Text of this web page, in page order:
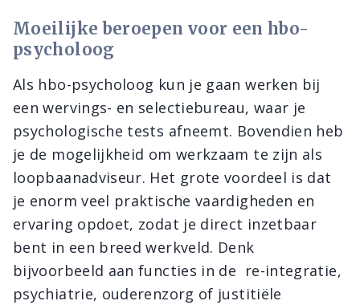
Moeilijke beroepen voor een hbo-
psycholoog
Als hbo-psycholoog kun je gaan werken bij
een wervings- en selectiebureau, waar je
psychologische tests afneemt. Bovendien heb
je de mogelijkheid om werkzaam te zijn als
loopbaanadviseur. Het grote voordeel is dat
je enorm veel praktische vaardigheden en
ervaring opdoet, zodat je direct inzetbaar
bent in een breed werkveld. Denk
bijvoorbeeld aan functies in de re-integratie,
psychiatrie, ouderenzorg of justitiële